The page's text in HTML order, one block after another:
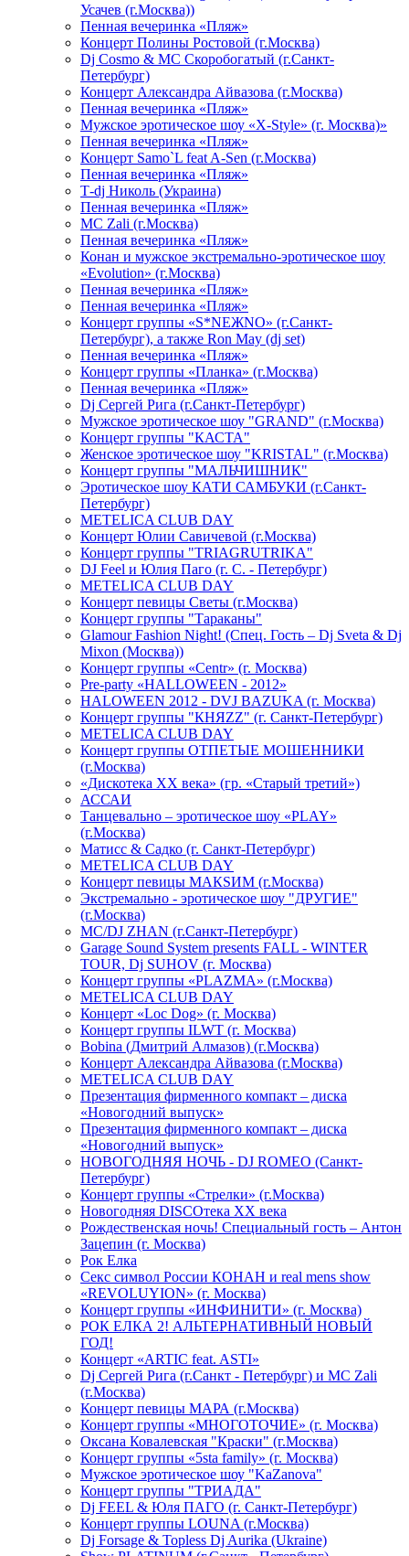
Усачев (г.Москва))
Пенная вечеринка «Пляж»
Концерт Полины Ростовой (г.Москва)
Dj Cosmo & МС Скоробогатый (г.Санкт-
Петербург)
Концерт Александра Айвазова (г.Москва)
Пенная вечеринка «Пляж»
Мужское эротическое шоу «X-Style» (г. Москва)»
Пенная вечеринка «Пляж»
Концерт Samo`L feat A-Sen (г.Москва)
Пенная вечеринка «Пляж»
Т-dj Николь (Украина)
Пенная вечеринка «Пляж»
МС Zali (г.Москва)
Пенная вечеринка «Пляж»
Конан и мужское экстремально-эротическое шоу
«Evolution» (г.Москва)
Пенная вечеринка «Пляж»
Пенная вечеринка «Пляж»
Концерт группы «S*NEЖNO» (г.Санкт-
Петербург), а также Ron May (dj set)
Пенная вечеринка «Пляж»
Концерт группы «Планка» (г.Москва)
Пенная вечеринка «Пляж»
Dj Сергей Рига (г.Санкт-Петербург)
Мужское эротическое шоу "GRAND" (г.Москва)
Концерт группы "КАСТА"
Женское эротическое шоу "KRISTAL" (г.Москва)
Концерт группы "МАЛЬЧИШНИК"
Эротическое шоу КАТИ САМБУКИ (г.Санкт-
Петербург)
METELICA CLUB DAY
Концерт Юлии Савичевой (г.Москва)
Концерт группы "TRIAGRUTRIKA"
DJ Feel и Юлия Паго (г. С. - Петербург)
METELICA CLUB DAY
Концерт певицы Светы (г.Москва)
Концерт группы "Тараканы"
Glamour Fashion Night! (Спец. Гость – Dj Sveta & Dj
Mixon (Москва))
Концерт группы «Centr» (г. Москва)
Pre-party «HALLOWEEN - 2012»
HALOWEEN 2012 - DVJ BAZUKA (г. Москва)
Концерт группы "КНЯZZ" (г. Санкт-Петербург)
METELICA CLUB DAY
Концерт группы ОТПЕТЫЕ МОШЕННИКИ
(г.Москва)
«Дискотека ХХ века» (гр. «Старый третий»)
АССАИ
Танцевально – эротическое шоу «PLAY»
(г.Москва)
Матисс & Садко (г. Санкт-Петербург)
METELICA CLUB DAY
Концерт певицы МАКSИМ (г.Москва)
Экстремально - эротическое шоу "ДРУГИЕ"
(г.Москва)
МС/DJ ZHAN (г.Санкт-Петербург)
Garage Sound System presents FALL - WINTER
TOUR, Dj SUHOV (г. Москва)
Концерт группы «PLAZMA» (г.Москва)
METELICA CLUB DAY
Концерт «Loc Dog» (г. Москва)
Концерт группы ILWT (г. Москва)
Bobina (Дмитрий Алмазов) (г.Москва)
Концерт Александра Айвазова (г.Москва)
METELICA CLUB DAY
Презентация фирменного компакт – диска
«Новогодний выпуск»
Презентация фирменного компакт – диска
«Новогодний выпуск»
НОВОГОДНЯЯ НОЧЬ - DJ ROMEO (Санкт-
Петербург)
Концерт группы «Стрелки» (г.Москва)
Новогодняя DISCOтека ХХ века
Рождественская ночь! Специальный гость – Антон
Зацепин (г. Москва)
Рок Елка
Секс символ России КОНАН и real mens show
«REVOLUYION» (г. Москва)
Концерт группы «ИНФИНИТИ» (г. Москва)
РОК ЕЛКА 2! АЛЬТЕРНАТИВНЫЙ НОВЫЙ
ГОД!
Концерт «ARTIC feat. ASTI»
Dj Сергей Рига (г.Санкт - Петербург) и MC Zali
(г.Москва)
Концерт певицы МАРА (г.Москва)
Концерт группы «МНОГОТОЧИЕ» (г. Москва)
Оксана Ковалевская "Краски" (г.Москва)
Концерт группы «5sta family» (г. Москва)
Мужское эротическое шоу "KaZanova"
Концерт группы "ТРИАДА"
Dj FEEL & Юля ПАГО (г. Санкт-Петербург)
Концерт группы LOUNA (г.Москва)
Dj Forsage & Topless Dj Aurika (Ukraine)